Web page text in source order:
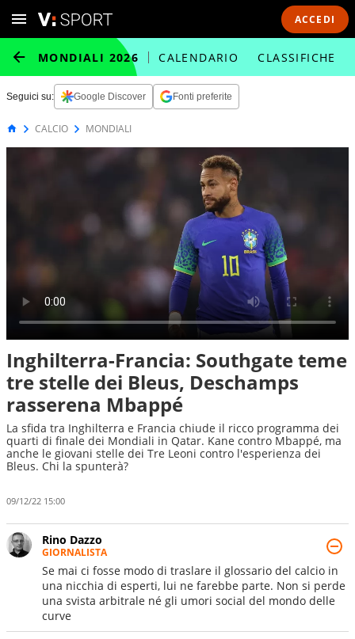
ACCEDI
MONDIALI 2026 CALENDARIO CLASSIFICHE
Seguici su: Google Discover Fonti preferite
CALCIO MONDIALI
Inghilterra-Francia: Southgate teme
tre stelle dei Bleus, Deschamps
rasserena Mbappé
La sfida tra Inghilterra e Francia chiude il ricco programma dei
quarti di finale dei Mondiali in Qatar. Kane contro Mbappé, ma
anche le giovani stelle dei Tre Leoni contro l'esperienza dei
Bleus. Chi la spunterà?
09/12/22 15:00
Rino Dazzo
GIORNALISTA
Se mai ci fosse modo di traslare il glossario del calcio in
una nicchia di esperti, lui ne farebbe parte. Non si perde
una svista arbitrale né gli umori social del mondo delle
curve